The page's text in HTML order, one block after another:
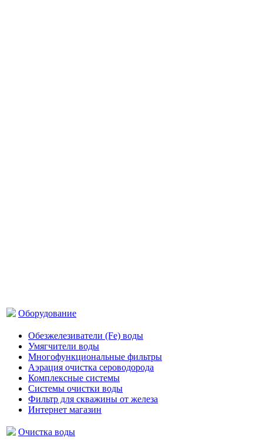
Оборудование
Обезжелезиватели (Fe) воды
Умягчители воды
Многофункциональные фильтры
Аэрация очистка сероводорода
Комплексные системы
Системы очистки воды
Фильтр для скважины от железа
Интернет магазин
Очистка воды